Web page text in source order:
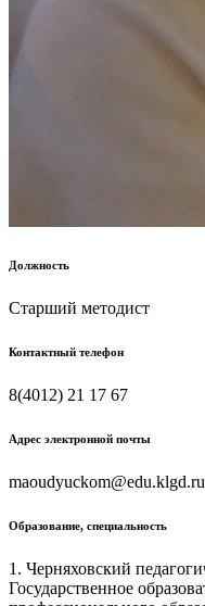
Должность
Старший методист
Контактный телефон
8(4012) 21 17 67
Адрес электронной почты
maoudyuckom@edu.klgd.ru
Образование, специальность
1. Черняховский
Государственное